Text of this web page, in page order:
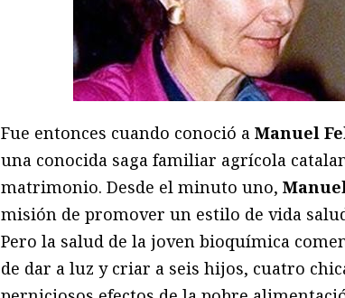
Fue entonces cuando conoció a Manuel
una conocida saga familiar agrícola
matrimonio. Desde el minuto uno,
misión de promover un estilo de vida
Pero la salud de la joven bioquímica
de dar a luz y criar a seis hijos, cuatro